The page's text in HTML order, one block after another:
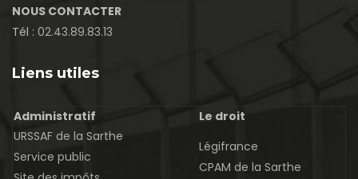
NOUS CONTACTER
Tél : 02.43.89.83.13
Liens utiles
Administratif
Le droit
URSSAF de la Sarthe
Service public
Légifrance
CPAM de la Sarthe